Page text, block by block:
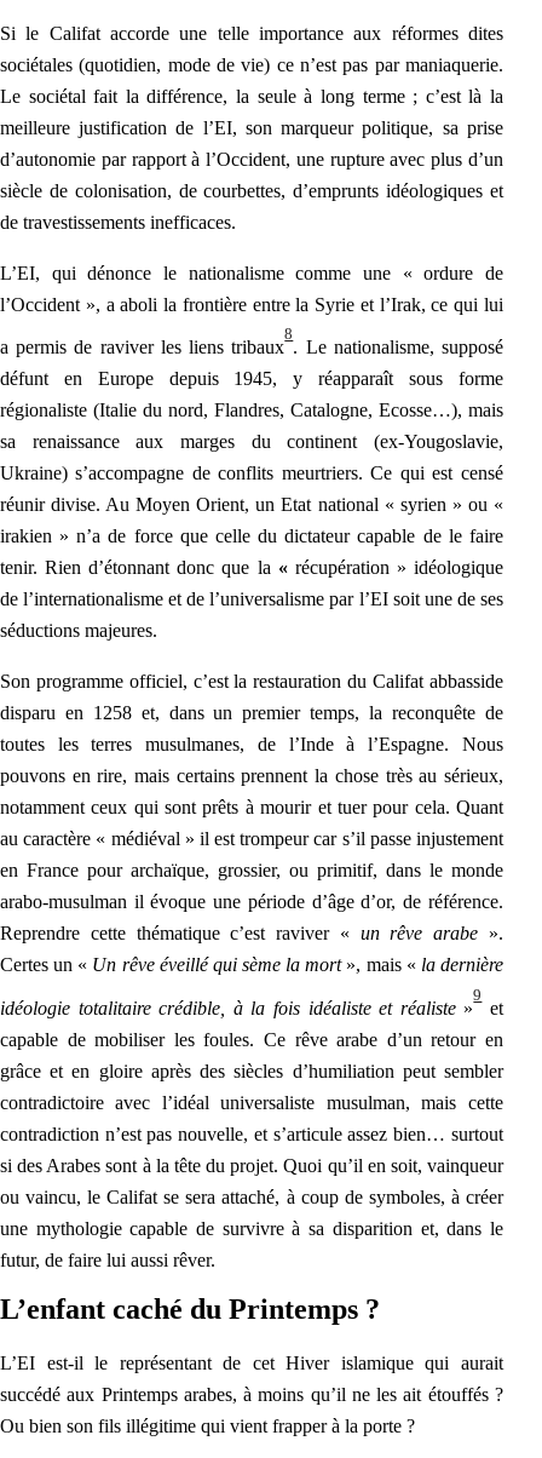
Si le Califat accorde une telle importance aux réformes dites
sociétales (quotidien, mode de vie) ce n’est pas par maniaquerie.
Le sociétal fait la différence, la seule à long terme ; c’est là la
meilleure justification de l’EI, son marqueur politique, sa prise
d’autonomie par rapport à l’Occident, une rupture avec plus d’un
siècle de colonisation, de courbettes, d’emprunts idéologiques et
de travestissements inefficaces.
L’EI, qui dénonce le nationalisme comme une « ordure de
l’Occident », a aboli la frontière entre la Syrie et l’Irak, ce qui lui
a permis de raviver les liens tribaux
8
. Le nationalisme, supposé
défunt en Europe depuis 1945, y réapparaît sous forme
régionaliste (Italie du nord, Flandres, Catalogne, Ecosse…), mais
sa renaissance aux marges du continent (ex-Yougoslavie,
Ukraine) s’accompagne de conflits meurtriers. Ce qui est censé
réunir divise. Au Moyen Orient, un Etat national « syrien » ou «
irakien » n’a de force que celle du dictateur capable de le faire
tenir. Rien d’étonnant donc que la « récupération » idéologique
de l’internationalisme et de l’universalisme par l’EI soit une de ses
séductions majeures.
Son programme officiel, c’est la restauration du Califat abbasside
disparu en 1258 et, dans un premier temps, la reconquête de
toutes les terres musulmanes, de l’Inde à l’Espagne. Nous
pouvons en rire, mais certains prennent la chose très au sérieux,
notamment ceux qui sont prêts à mourir et tuer pour cela. Quant
au caractère « médiéval » il est trompeur car s’il passe injustement
en France pour archaïque, grossier, ou primitif, dans le monde
arabo-musulman il évoque une période d’âge d’or, de référence.
Reprendre cette thématique c’est raviver « un rêve arabe ».
Certes un « Un rêve éveillé qui sème la mort», mais « la dernière
idéologie totalitaire crédible, à la fois idéaliste et réaliste»
9
et
capable de mobiliser les foules. Ce rêve arabe d’un retour en
grâce et en gloire après des siècles d’humiliation peut sembler
contradictoire avec l’idéal universaliste musulman, mais cette
contradiction n’est pas nouvelle, et s’articule assez bien… surtout
si des Arabes sont à la tête du projet.Quoi qu’il en soit, vainqueur
ou vaincu, le Califat se sera attaché, à coup de symboles, à créer
une mythologie capable de survivre à sa disparition et, dans le
futur, de faire lui aussi rêver.
L’enfant caché du Printemps ?
L’EI est-il le représentant de cet Hiver islamique qui aurait
succédé aux Printemps arabes, à moins qu’il ne les ait étouffés ?
Ou bien son fils illégitime qui vient frapper à la porte ?